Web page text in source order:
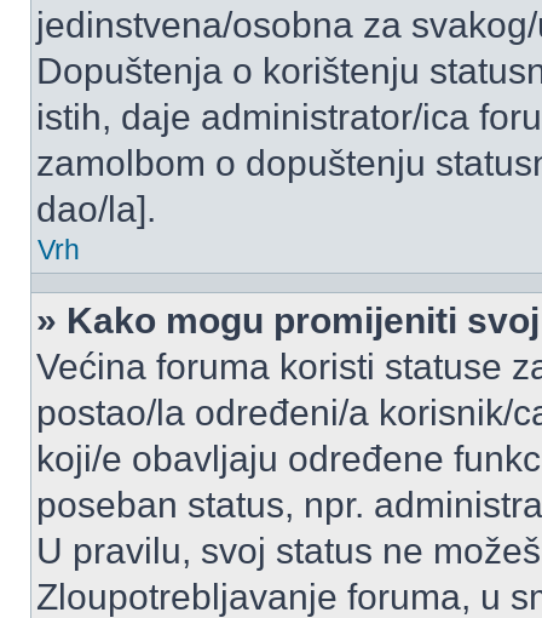
jedinstvena/osobna za
Dopuštenja o korištenju
istih, daje administrator/ica
zamolbom o dopuštenju
dao/la].
Vrh
» Kako mogu promijeniti
Većina foruma koristi statuse
postao/la određeni/a korisnik/
koji/e obavljaju određene
poseban status, npr.
U pravilu, svoj status ne
Zloupotrebljavanje foruma, u